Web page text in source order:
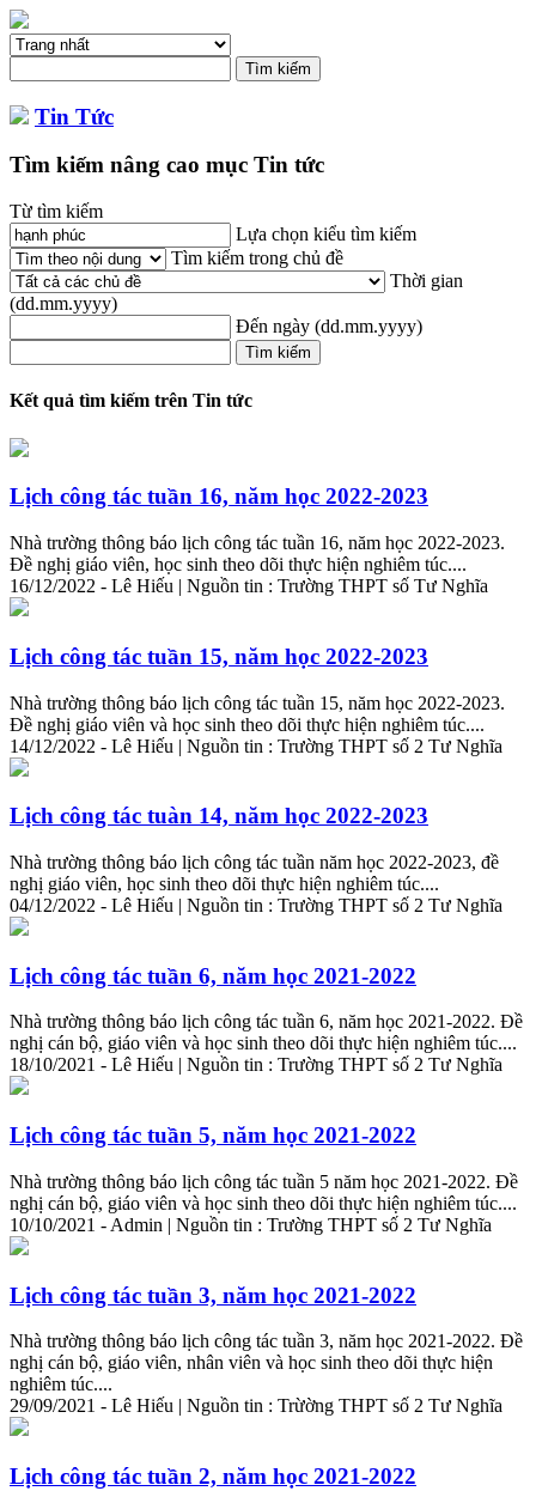
Tin Tức
Tìm kiếm nâng cao mục Tin tức
Từ tìm kiếm
Lựa chọn kiểu tìm kiếm
Tìm kiếm trong chủ đề
Thời gian
(dd.mm.yyyy)
Đến ngày (dd.mm.yyyy)
Kết quả tìm kiếm trên Tin tức
Lịch công tác tuần 16, năm học 2022-2023
Nhà trường thông báo lịch công tác tuần 16, năm học 2022-2023.
Đề nghị giáo viên, học sinh theo dõi thực hiện nghiêm túc....
16/12/2022 - Lê Hiếu | Nguồn tin : Trường THPT số Tư Nghĩa
Lịch công tác tuần 15, năm học 2022-2023
Nhà trường thông báo lịch công tác tuần 15, năm học 2022-2023.
Đề nghị giáo viên và học sinh theo dõi thực hiện nghiêm túc....
14/12/2022 - Lê Hiếu | Nguồn tin : Trường THPT số 2 Tư Nghĩa
Lịch công tác tuàn 14, năm học 2022-2023
Nhà trường thông báo lịch công tác tuần năm học 2022-2023, đề
nghị giáo viên, học sinh theo dõi thực hiện nghiêm túc....
04/12/2022 - Lê Hiếu | Nguồn tin : Trường THPT số 2 Tư Nghĩa
Lịch công tác tuần 6, năm học 2021-2022
Nhà trường thông báo lịch công tác tuần 6, năm học 2021-2022. Đề
nghị cán bộ, giáo viên và học sinh theo dõi thực hiện nghiêm túc....
18/10/2021 - Lê Hiếu | Nguồn tin : Trường THPT số 2 Tư Nghĩa
Lịch công tác tuần 5, năm học 2021-2022
Nhà trường thông báo lịch công tác tuần 5 năm học 2021-2022. Đề
nghị cán bộ, giáo viên và học sinh theo dõi thực hiện nghiêm túc....
10/10/2021 - Admin | Nguồn tin : Trường THPT số 2 Tư Nghĩa
Lịch công tác tuần 3, năm học 2021-2022
Nhà trường thông báo lịch công tác tuần 3, năm học 2021-2022. Đề
nghị cán bộ, giáo viên, nhân viên và học sinh theo dõi thực hiện
nghiêm túc....
29/09/2021 - Lê Hiếu | Nguồn tin : Trừờng THPT số 2 Tư Nghĩa
Lịch công tác tuần 2, năm học 2021-2022